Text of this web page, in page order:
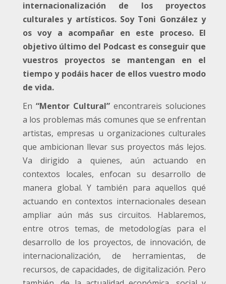
internacionalización de los proyectos
culturales y artísticos. Soy Toni González y
os voy a acompañar en este proceso. El
objetivo último del Podcast es conseguir que
vuestros proyectos se mantengan en el
tiempo y podáis hacer de ellos vuestro modo
de vida.
En “Mentor Cultural” encontrareis soluciones
a los problemas más comunes que se enfrentan
artistas, empresas u organizaciones culturales
que ambicionan llevar sus proyectos más lejos.
Va dirigido a quienes, aún actuando en
contextos locales, enfocan su desarrollo de
manera global. Y también para aquellos qué
actuando en contextos internacionales desean
ampliar aún más sus circuitos. Hablaremos,
entre otros temas, de metodologías para el
desarrollo de los proyectos, de innovación, de
internacionalización, de herramientas, de
recursos, de capacidades, de digitalización. Pero